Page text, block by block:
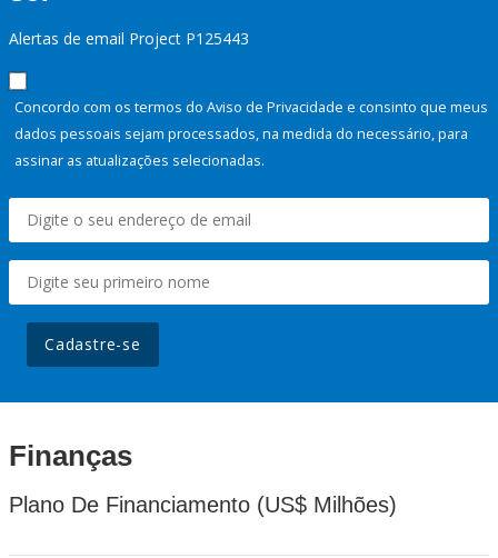
Alertas de email Project P125443
Concordo com os termos do Aviso de Privacidade e consinto que meus
dados pessoais sejam processados, na medida do necessário, para
assinar as atualizações selecionadas.
Cadastre-se
Finanças
Plano De Financiamento (US$ Milhões)